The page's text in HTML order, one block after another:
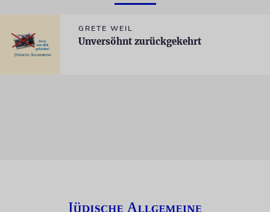
GRETE WEIL
Unversöhnt zurückgekehrt